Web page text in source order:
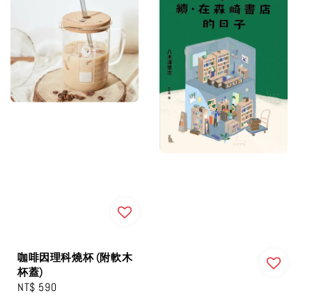
咖啡因理科燒杯 (附軟木
杯蓋)
Regular
NT$ 590